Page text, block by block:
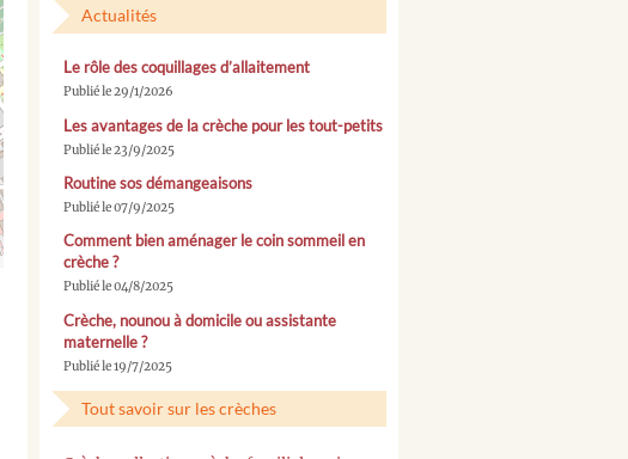
Actualités
Le rôle des coquillages d’allaitement
Publié le 29/1/2026
Les avantages de la crèche pour les tout-petits
Publié le 23/9/2025
Routine sos démangeaisons
Publié le 07/9/2025
Comment bien aménager le coin sommeil en
crèche ?
Publié le 04/8/2025
Crèche, nounou à domicile ou assistante
maternelle ?
Publié le 19/7/2025
Tout savoir sur les crèches